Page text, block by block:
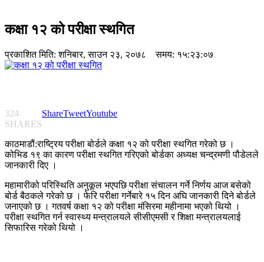
कक्षा १२ को परीक्षा स्थगित
प्रकाशित मिति:शनिबार, साउन २३, २०७८ समय: १५:२३:०७
324
SHARES
ShareTweetYoutube
काठमाडौं:राष्ट्रिय परीक्षा बोर्डले कक्षा १२ को परीक्षा स्थगित गरेको छ ।
कोभिड १९ का कारण परीक्षा स्थगित गरिएको बोर्डका अध्यक्ष चन्द्रमणी पौडेलले
जानकारी दिए ।
महामारीको परिस्थिति अनुकूल भएपछि परीक्षा संचालन गर्ने निर्णय आज बसेको
बोर्ड बैठकले गरेको छ । फेरि परीक्षा गर्नेबारे १५ दिन अघि जानकारी दिने बोर्डले
जनाएको छ । गतवर्ष कक्षा १२ को परीक्षा मंसिरमा महीनामा भएको थियो ।
परीक्षा स्थगित गर्न स्वास्थ्य मन्त्रालयले सीसीएमसी र शिक्षा मन्त्रालयलाई
सिफारिस गरेको थियो ।